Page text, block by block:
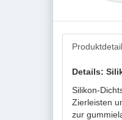
Details:
Silikon-
Zierleisten
zur